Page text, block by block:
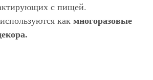
с пищей.
как многоразовые